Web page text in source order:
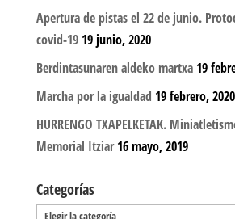
Apertura de pistas el 22 de junio.
covid-19 19 junio, 2020
Berdintasunaren aldeko martxa 19
Marcha por la igualdad 19 febrero, 2020
HURRENGO TXAPELKETAK.
Memorial Itziar 16 mayo, 2019
Categorías
Categorías